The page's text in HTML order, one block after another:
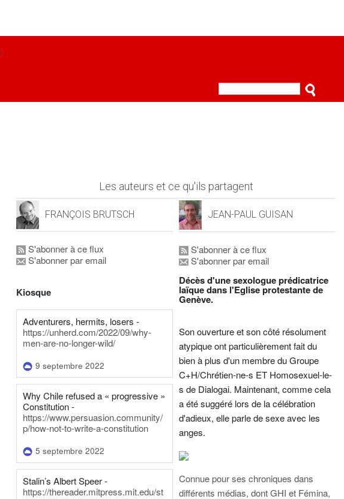
Les auteurs et ce qu'ils partagent
FRANÇOIS BRUTSCH
S'abonner à ce flux
S'abonner par email
Kiosque
Adventurers, hermits, losers -
https://unherd.com/2022/09/why-
men-are-no-longer-wild/
9 septembre 2022
Why Chile refused a « progressive »
Constitution -
https://www.persuasion.community/
p/how-not-to-write-a-constitution
5 septembre 2022
Stalin’s Albert Speer -
https://thereader.mitpress.mit.edu/st
JEAN-PAUL GUISAN
S'abonner à ce flux
S'abonner par email
Décès d'une sexologue prédicatrice
laïque dans l'Eglise protestante de
Genève.
Son ouverture et son côté résolument
atypique ont particulièrement fait du
bien à plus d'un membre du Groupe
C+H/Chrétien-ne-s ET Homosexuel-le-
s de Dialogai. Maintenant, comme cela
a été suggéré lors de la célébration
d'adieux, elle parle de sexe avec les
anges.
Connue pour ses chroniques dans
différents médias, dont GHI et Fémina,